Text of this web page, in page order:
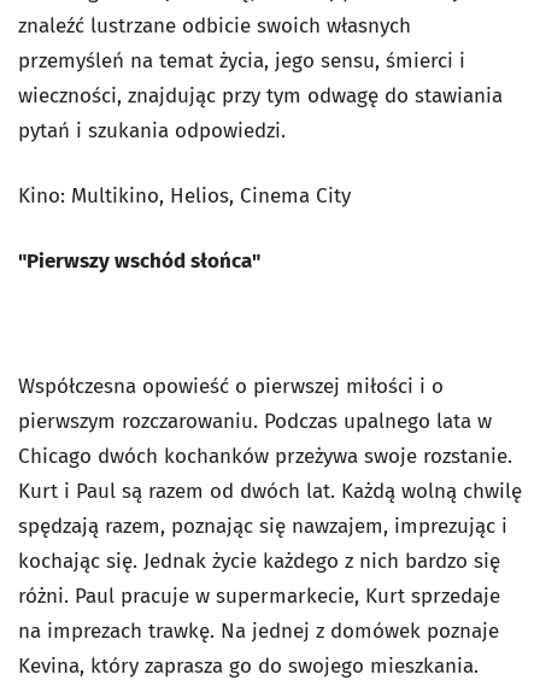
znaleźć lustrzane odbicie swoich własnych
przemyśleń na temat życia, jego sensu, śmierci i
wieczności, znajdując przy tym odwagę do stawiania
pytań i szukania odpowiedzi.
Kino: Multikino, Helios, Cinema City
"Pierwszy wschód słońca"
Współczesna opowieść o pierwszej miłości i o
pierwszym rozczarowaniu. Podczas upalnego lata w
Chicago dwóch kochanków przeżywa swoje rozstanie.
Kurt i Paul są razem od dwóch lat. Każdą wolną chwilę
spędzają razem, poznając się nawzajem, imprezując i
kochając się. Jednak życie każdego z nich bardzo się
różni. Paul pracuje w supermarkecie, Kurt sprzedaje
na imprezach trawkę. Na jednej z domówek poznaje
Kevina, który zaprasza go do swojego mieszkania.